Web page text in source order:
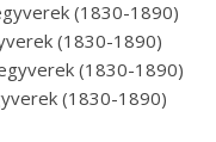
(1830-1890)
(1830-1890)
(1830-1890)
(1830-1890)